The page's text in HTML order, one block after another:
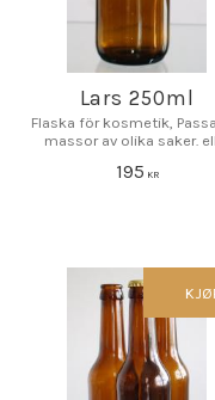
Lars 250ml
Flaska för kosmetik,
massor av olika saker.
195 KR